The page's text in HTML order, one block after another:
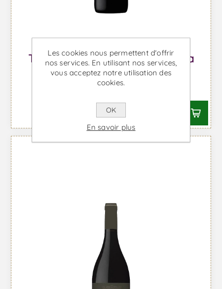
Touriga Nacional da Malhadinha
Magnum - Vin Rouge
Les cookies nous permettent d'offrir
nos services. En utilisant nos services,
vous acceptez notre utilisation des
cookies.
OK
En savoir plus